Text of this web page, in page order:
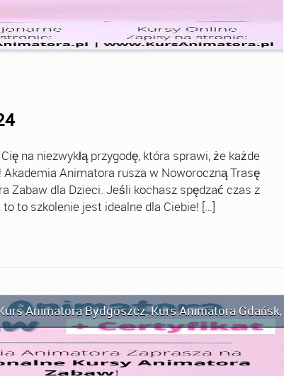
na niezwykłą przygodę, która sprawi, że każde
Animatora rusza w Noworoczną Trasę
Zabaw dla Dzieci. Jeśli kochasz spędzać czas z
to szkolenie jest idealne dla Ciebie! […]
Animatora Bydgoszcz,Kurs Animatora Gdańsk,